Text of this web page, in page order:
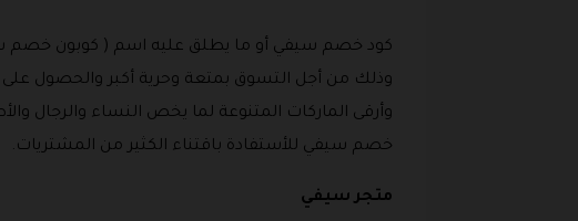
كود خصم سيفي أو ما يطلق عليه اسم ( كوبون خصم سيفي
وذلك من أجل التسوق بمتعة وحرية أكبر والحصول
وأرقى الماركات المتنوعة لما يخص النساء والرجال
خصم سيفي للأستفادة باقتناء الكثير من المشتريات.
متجر سيفي